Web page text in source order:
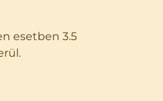
esetben 3.5